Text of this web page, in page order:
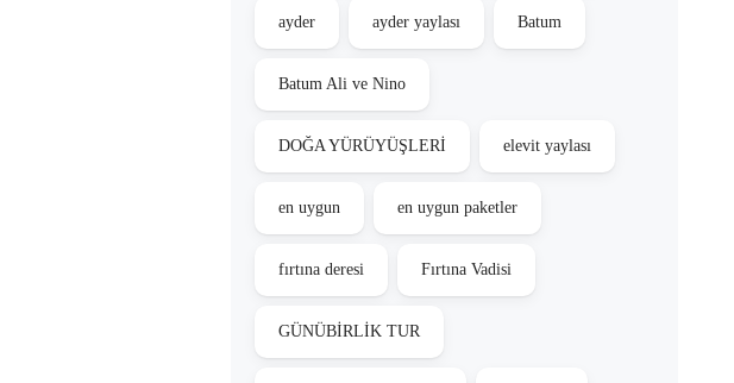
ayder ayder yaylası Batum
Batum Ali ve Nino
DOĞA YÜRÜYÜŞLERİ elevit yaylası
en uygun en uygun paketler
fırtına deresi Fırtına Vadisi
GÜNÜBİRLİK TUR